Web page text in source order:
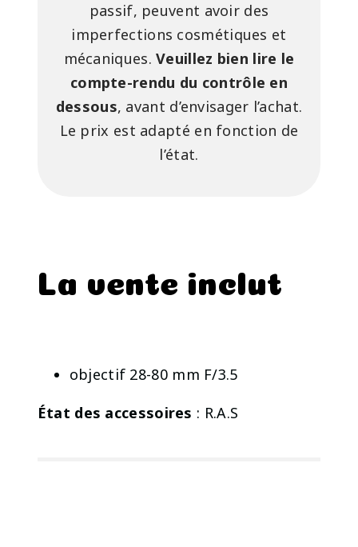
passif, peuvent avoir des
imperfections cosmétiques et
mécaniques.Veuillez bien lire le
compte-rendu du contrôle en
dessous, avant d’envisager l’achat.
Le prix est adapté en fonction de
l’état.
La vente inclut
objectif 28-80 mm F/3.5
État des accessoires : R.A.S